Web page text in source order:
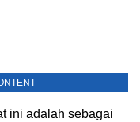
ini adalah sebagai